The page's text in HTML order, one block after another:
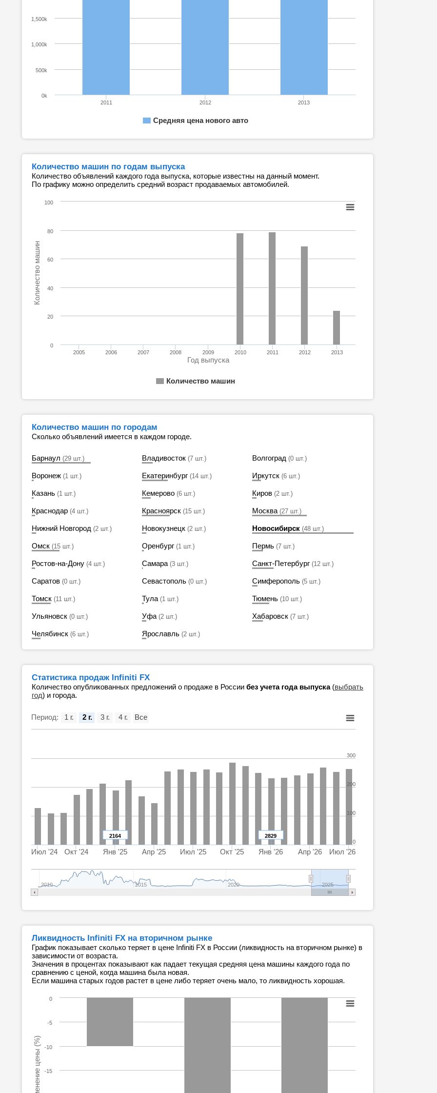
Средняя цена нового авто
2011 2012 2013
0k
500k
1,000k
1,500k
Количество машин по годам выпуска
Количество объявлений каждого года выпуска, которые известны на данный момент.
По графику можно определить средний возраст продаваемых автомобилей.
Год выпуска
Количество машин
Количество машин
2005 2006 2007 2008 2009 2010 2011 2012 2013
0
20
40
60
80
100
Количество машин по городам
Сколько объявлений имеется в каждом городе.
Барнаул (29 шт.) Владивосток (7 шт.) Волгоград (0 шт.)
Воронеж (1 шт.) Екатеринбург (14 шт.) Иркутск (6 шт.)
Казань (1 шт.) Кемерово (6 шт.) Киров (2 шт.)
Краснодар (4 шт.) Красноярск (15 шт.) Москва (27 шт.)
Нижний Новгород (2 шт.) Новокузнецк (2 шт.) Новосибирск (48 шт.)
Омск (15 шт.) Оренбург (1 шт.) Пермь (7 шт.)
Ростов-на-Дону (4 шт.) Самара (3 шт.) Санкт-Петербург (12 шт.)
Саратов (0 шт.) Севастополь (0 шт.) Симферополь (5 шт.)
Томск (11 шт.) Тула (1 шт.) Тюмень (10 шт.)
Ульяновск (0 шт.) Уфа (2 шт.) Хабаровск (7 шт.)
Челябинск (6 шт.) Ярославль (2 шт.)
Статистика продаж Infiniti FX
Количество опубликованных предложений о продаже в России без учета года выпуска(выбрать
год) и города.
Период:
2829
2164
Июл '24 Окт '24 Янв '25 Апр '25 Июл '25 Окт '25 Янв '26 Апр '26 Июл '26
2010 2015 2020 2025
0
100
200
300
1 г. 2 г. 3 г. 4 г. Все
Ликвидность Infiniti FX на вторичном рынке
График показывает сколько теряет в цене Infiniti FX в России (ликвидность на вторичном рынке) в
зависимости от возраста.
Значения в процентах показывают как падает текущая средняя цена машины каждого года по
сравнению с ценой, когда машина была новая.
Если машина старых годов растет в цене либо теряет очень мало, то ликвидность хорошая.
Изменение цены (%) -15
-10
-5
0